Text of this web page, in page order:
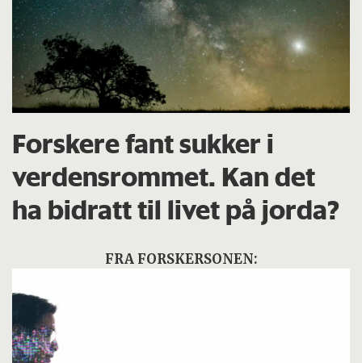
Forskere fant sukker i
verdensrommet. Kan det
ha bidratt til livet på jorda?
FRA FORSKERSONEN: